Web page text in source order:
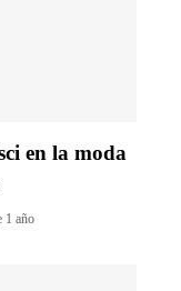
en la moda
1 año